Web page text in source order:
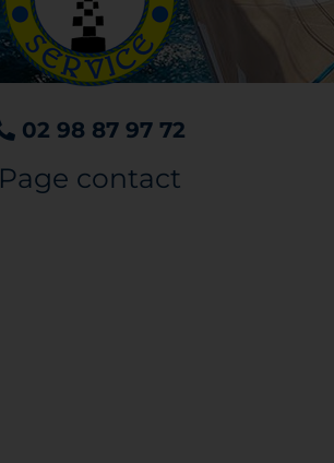
Hivernage - Port à sec
Occasions
Moteurs
Bateaux neufs
02 98 87 97 72
Page contact